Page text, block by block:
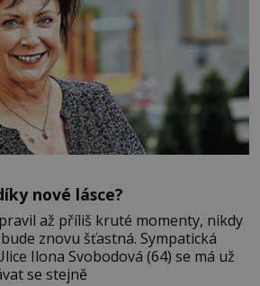
nové lásce?
až příliš kruté momenty, nikdy
šťastná. Sympatická
Ilona Svobodová (64) se má už
se stejně